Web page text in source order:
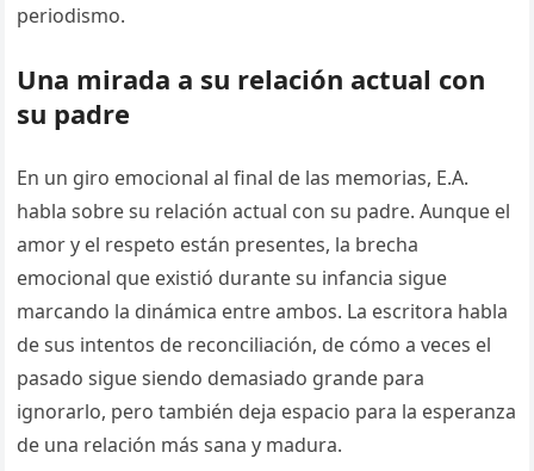
periodismo.
Una mirada a su relación actual con
su padre
En un giro emocional al final de las memorias, E.A.
habla sobre su relación actual con su padre. Aunque el
amor y el respeto están presentes, la brecha
emocional que existió durante su infancia sigue
marcando la dinámica entre ambos. La escritora habla
de sus intentos de reconciliación, de cómo a veces el
pasado sigue siendo demasiado grande para
ignorarlo, pero también deja espacio para la esperanza
de una relación más sana y madura.